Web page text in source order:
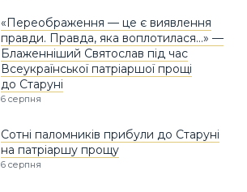
«Переображення — це є виявлення
правди. Правда, яка воплотилася…» —
Блаженніший Святослав під час
Всеукраїнської патріаршої прощі
до Старуні
6 серпня
Сотні паломників прибули до Старуні
на патріаршу прощу
6 серпня